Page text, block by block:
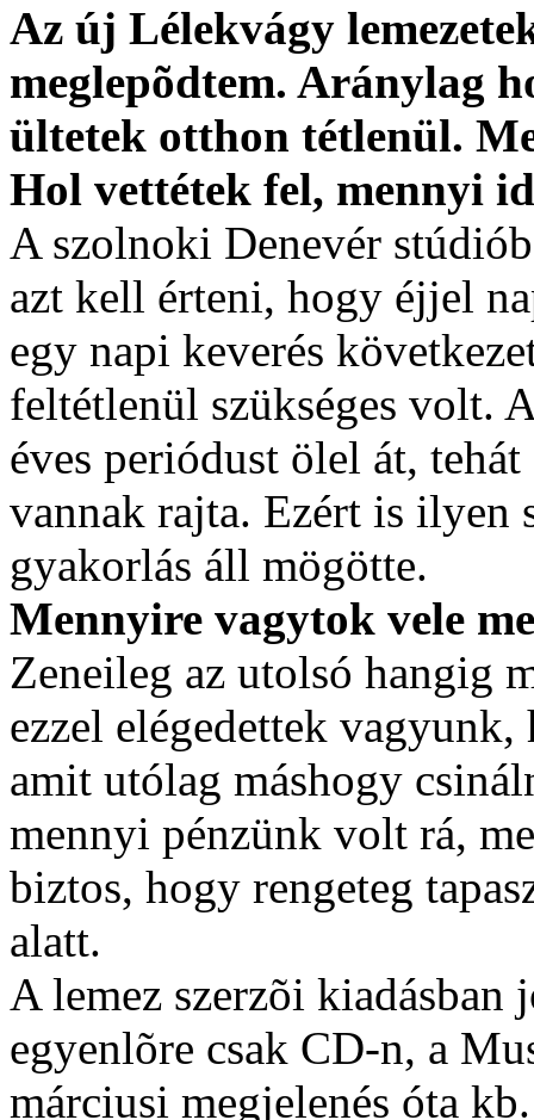
Az új Lélekvágy
meglepõdtem. Aránylag
ültetek otthon tétlenül.
Hol vettétek fel, mennyi
A szolnoki Denevér
azt kell érteni, hogy éjjel
egy napi keverés
feltétlenül szükséges volt.
éves periódust ölel át,
vannak rajta. Ezért is ilyen
gyakorlás áll mögötte.
Mennyire vagytok vele
Zeneileg az utolsó hangig
ezzel elégedettek
amit utólag máshogy
mennyi pénzünk volt rá,
biztos, hogy rengeteg
alatt.
A lemez szerzõi
egyenlõre csak CD-n, a
márciusi megjelenés óta